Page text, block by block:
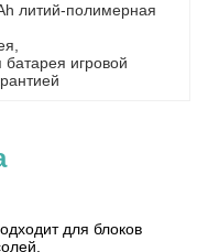
литий-полимерная
батарея игровой
для блоков